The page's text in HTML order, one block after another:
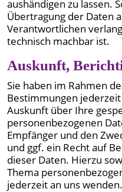
aushändigen zu lassen.
Übertragung der Daten
Verantwortlichen
technisch machbar ist.
Auskunft,
Sie haben im Rahmen
Bestimmungen
Auskunft über Ihre
personenbezogenen
Empfänger und den
und ggf. ein Recht auf
dieser Daten. Hierzu
Thema
jederzeit an uns wenden.